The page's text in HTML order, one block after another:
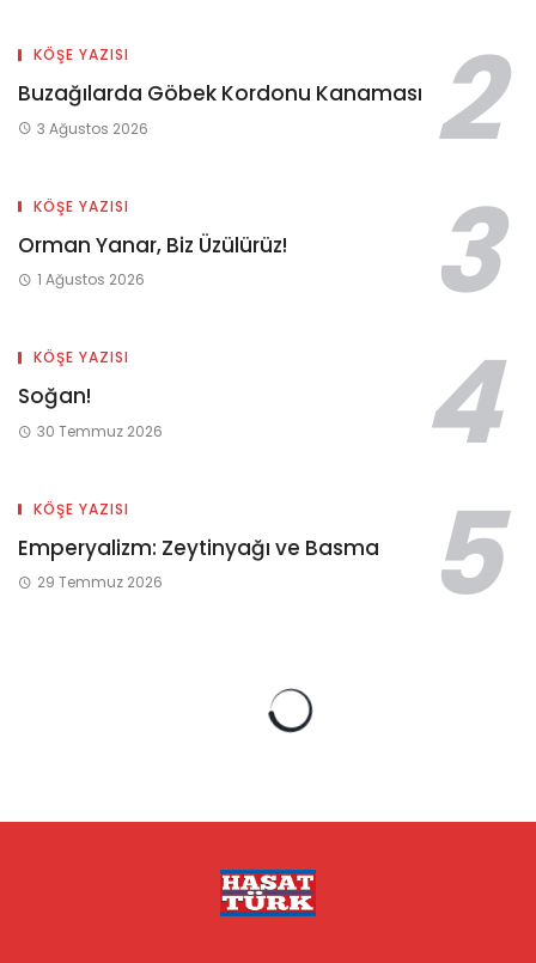
KÖŞE YAZISI
Buzağılarda Göbek Kordonu Kanaması
3 Ağustos 2026
KÖŞE YAZISI
Orman Yanar, Biz Üzülürüz!
1 Ağustos 2026
KÖŞE YAZISI
Soğan!
30 Temmuz 2026
KÖŞE YAZISI
Emperyalizm: Zeytinyağı ve Basma
29 Temmuz 2026